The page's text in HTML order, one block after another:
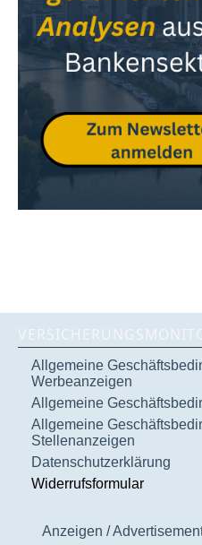
Allgemeine
Werbeanzeigen
Allgemeine
Allgemeine
Stellenanzeigen
Datenschutzerklärung
Widerrufsformular
Anzeigen /